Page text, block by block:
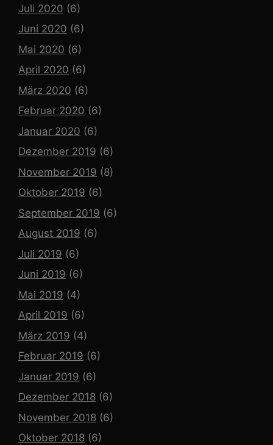
Juli 2020 (6)
Juni 2020 (6)
Mai 2020 (6)
April 2020 (6)
März 2020 (6)
Februar 2020 (6)
Januar 2020 (6)
Dezember 2019 (6)
November 2019 (8)
Oktober 2019 (6)
September 2019 (6)
August 2019 (6)
Juli 2019 (6)
Juni 2019 (6)
Mai 2019 (4)
April 2019 (6)
März 2019 (4)
Februar 2019 (6)
Januar 2019 (6)
Dezember 2018 (6)
November 2018 (6)
Oktober 2018 (6)